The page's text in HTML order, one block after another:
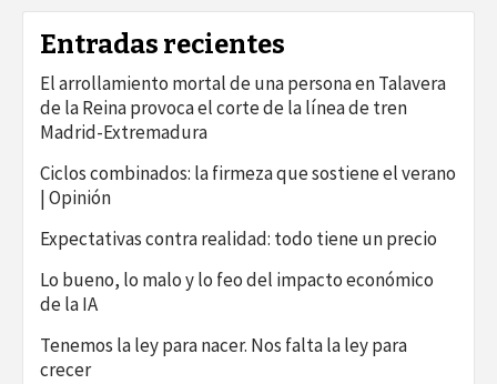
Entradas recientes
El arrollamiento mortal de una persona en Talavera
de la Reina provoca el corte de la línea de tren
Madrid-Extremadura
Ciclos combinados: la firmeza que sostiene el verano
| Opinión
Expectativas contra realidad: todo tiene un precio
Lo bueno, lo malo y lo feo del impacto económico
de la IA
Tenemos la ley para nacer. Nos falta la ley para
crecer